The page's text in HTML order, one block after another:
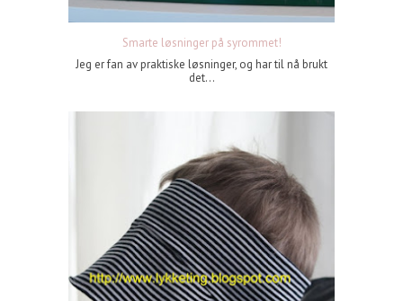
Smarte løsninger på syrommet!
Jeg er fan av praktiske løsninger, og har til nå brukt
det...